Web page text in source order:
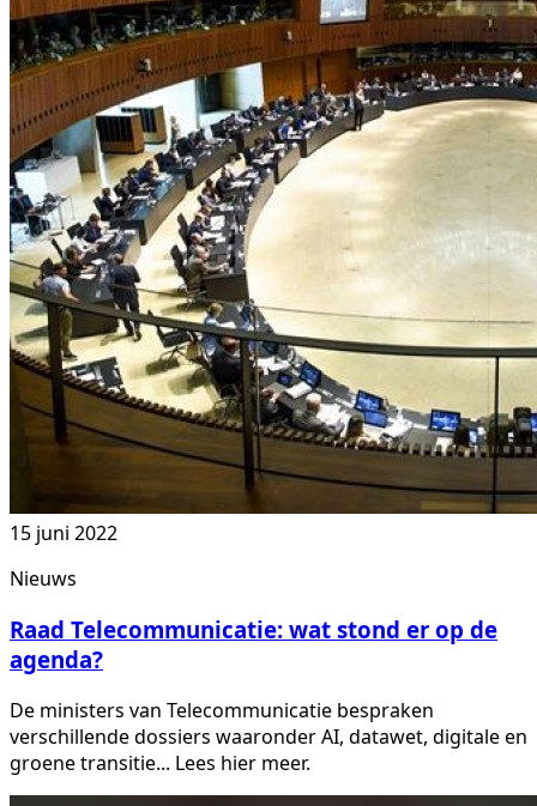
15 juni 2022
Nieuws
Raad Telecommunicatie: wat stond er op de
agenda?
De ministers van Telecommunicatie bespraken
verschillende dossiers waaronder AI, datawet, digitale en
groene transitie... Lees hier meer.